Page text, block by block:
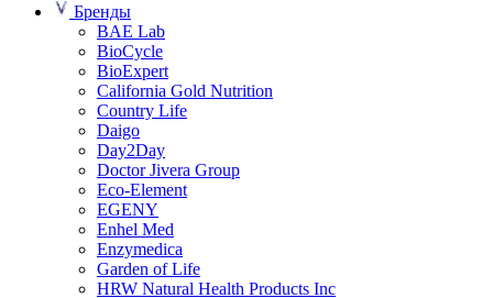
Бренды
BAE Lab
BioCycle
BioExpert
California Gold Nutrition
Country Life
Daigo
Day2Day
Doctor Jivera Group
Eco-Element
EGENY
Enhel Med
Enzymedica
Garden of Life
HRW Natural Health Products Inc